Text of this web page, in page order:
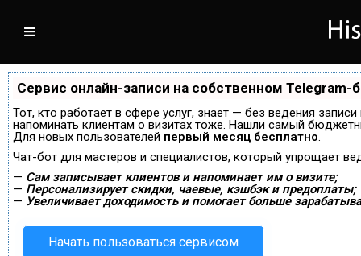
Сервис онлайн-записи на собственном Telegram-
Тот, кто работает в сфере услуг, знает — без ведения
напоминать клиентам о визитах тоже. Нашли самый
Для новых пользователей первый месяц бесплатно.
Чат-бот для мастеров и специалистов, который упрощает
— Сам записывает клиентов и напоминает им о визите;
— Персонализирует скидки, чаевые, кэшбэк и предоплаты;
— Увеличивает доходимость и помогает больше
Начать пользоваться сервисом